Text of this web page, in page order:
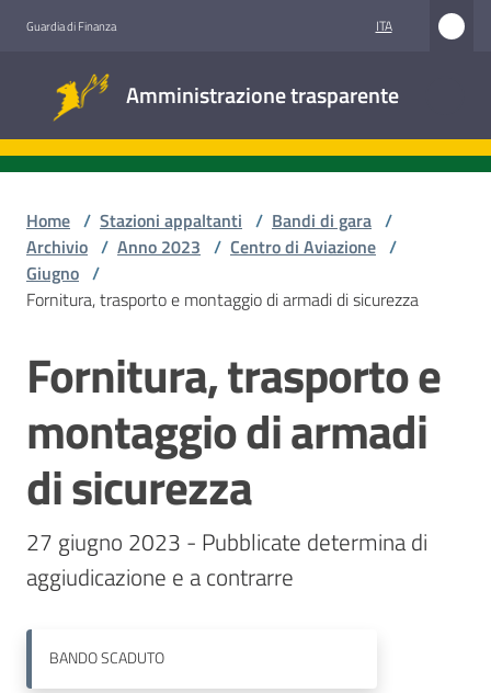
Guardia di Finanza ITA
Amministrazione trasparente
trasparente
Accesso
Stazioni
appaltanti
Contatti
Home / Stazioni appaltanti / Bandi di gara /
Archivio / Anno 2023 / Centro di Aviazione /
Giugno /
Fornitura, trasporto e montaggio di armadi di sicurezza
Salta al contenuto
Fornitura, trasporto e
montaggio di armadi
di sicurezza
27 giugno 2023 - Pubblicate determina di
aggiudicazione e a contrarre
BANDOSCADUTO